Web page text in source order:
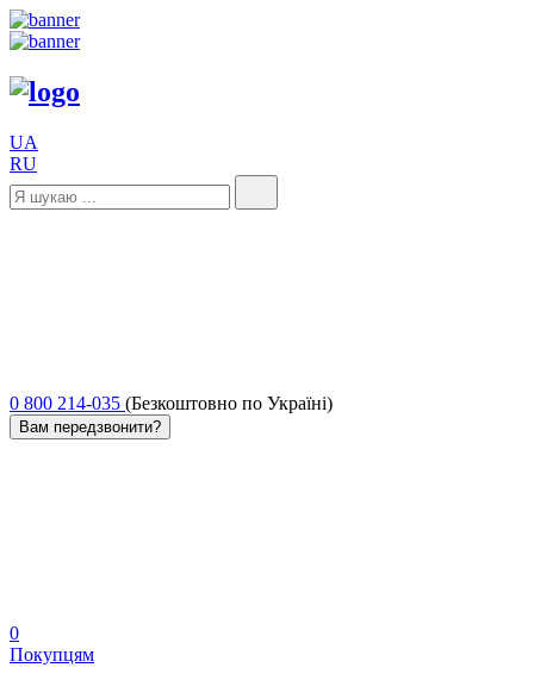
UA
RU
0 800 214-035 (Безкоштовно по Україні)
Вам передзвонити?
0
Покупцям